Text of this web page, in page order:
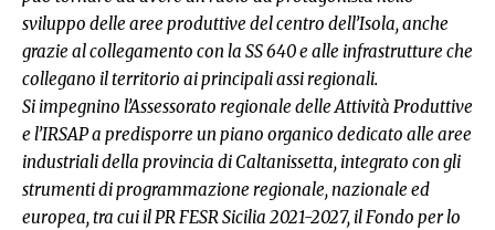
sviluppo delle aree produttive del centro dell’Isola, anche
grazie al collegamento con la SS 640 e alle infrastrutture che
collegano il territorio ai principali assi regionali.
Si impegnino l’Assessorato regionale delle Attività Produttive
e l’IRSAP a predisporre un piano organico dedicato alle aree
industriali della provincia di Caltanissetta, integrato con gli
strumenti di programmazione regionale, nazionale ed
europea, tra cui il PR FESR Sicilia 2021-2027, il Fondo per lo